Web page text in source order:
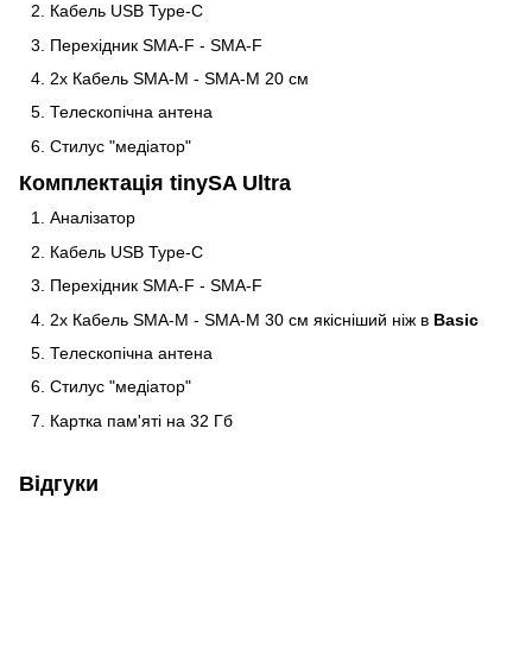
Кабель USB Type-C
Перехідник SMA-F - SMA-F
2х Кабель SMA-M - SMA-M 20 см
Телескопічна антена
Стилус "медіатор"
Комплектація tinySA Ultra
Аналізатор
Кабель USB Type-C
Перехідник SMA-F - SMA-F
2х Кабель SMA-M - SMA-M 30 см якісніший ніж в Basic
Телескопічна антена
Стилус "медіатор"
Картка пам'яті на 32 Гб
Відгуки